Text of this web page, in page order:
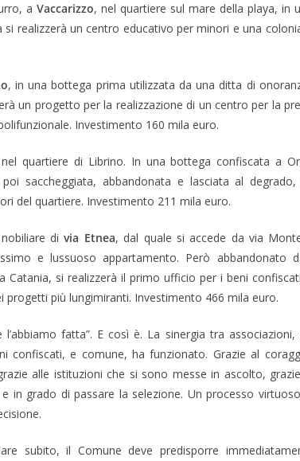
a Vaccarizzo, nel quartiere sul mare della playa, in
realizzerà un centro educativo per minori e una
, in una bottega prima utilizzata da una ditta di
un progetto per la realizzazione di un centro per la
Investimento 160 mila euro.
nel quartiere di Librino. In una bottega confiscata a
saccheggiata, abbandonata e lasciata al
del quartiere. Investimento 211 mila euro.
divia Etnea, dal quale si accede da via
e lussuoso appartamento. Però abbandonato
Catania, si realizzerà il primo ufficio per i beni
progetti più lungimiranti. Investimento 466 mila euro.
l’abbiamo fatta”. E così è. La sinergia tra
confiscati, e comune, ha funzionato. Grazie al
alle istituzioni che si sono messe in ascolto,
in grado di passare la selezione. Un processo
subito, il Comune deve predisporre